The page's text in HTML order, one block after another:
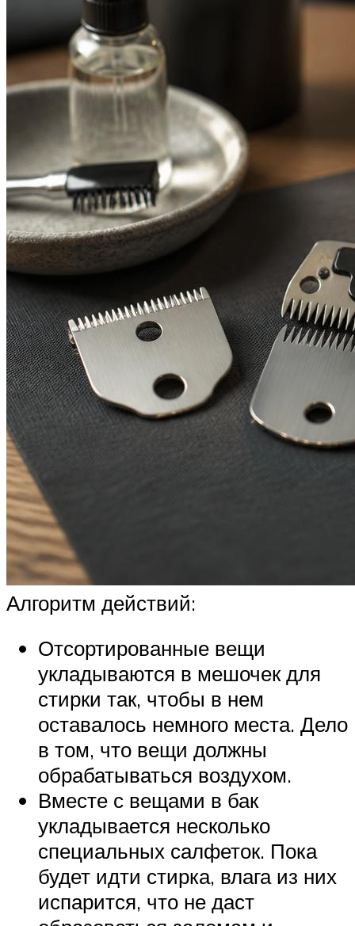
Алгоритм действий:
Отсортированные вещи
укладываются в мешочек для
стирки так, чтобы в нем
оставалось немного места. Дело
в том, что вещи должны
обрабатываться воздухом.
Вместе с вещами в бак
укладывается несколько
специальных салфеток. Пока
будет идти стирка, влага из них
испарится, что не даст